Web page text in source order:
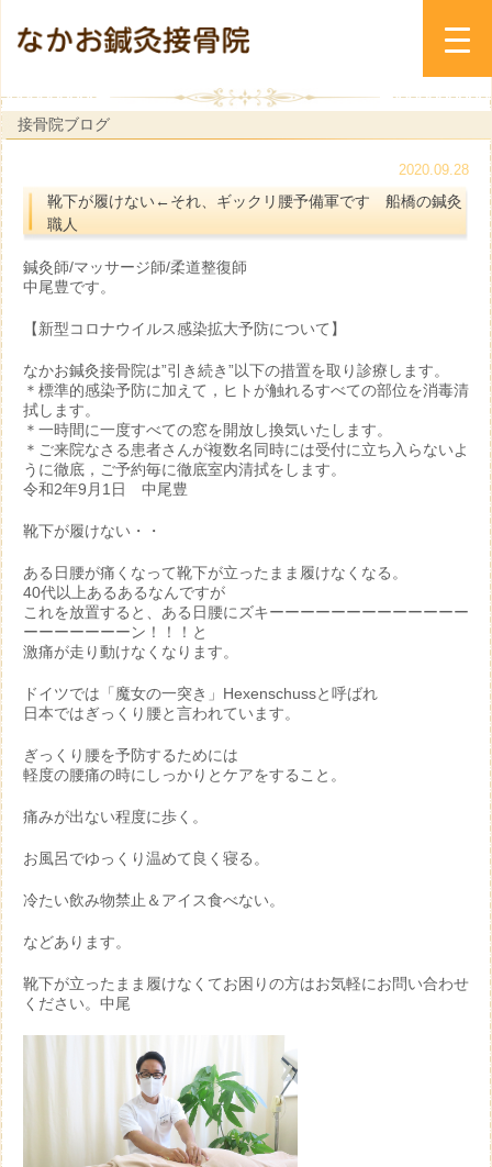
接骨院ブログ
2020.09.28
靴下が履けない←それ、ギックリ腰予備軍です 船橋の鍼灸
職人
鍼灸師/マッサージ師/柔道整復師
中尾豊です。
【新型コロナウイルス感染拡大予防について】
なかお鍼灸接骨院は”引き続き”以下の措置を取り診療します。
＊標準的感染予防に加えて，ヒトが触れるすべての部位を消毒清
拭します。
＊一時間に一度すべての窓を開放し換気いたします。
＊ご来院なさる患者さんが複数名同時には受付に立ち入らないよ
うに徹底，ご予約毎に徹底室内清拭をします。
令和2年9月1日 中尾豊
靴下が履けない・・
ある日腰が痛くなって靴下が立ったまま履けなくなる。
40代以上あるあるなんですが
これを放置すると、ある日腰にズキーーーーーーーーーーーーー
ーーーーーーーン！！！と
激痛が走り動けなくなります。
ドイツでは「魔女の一突き」Hexenschussと呼ばれ
日本ではぎっくり腰と言われています。
ぎっくり腰を予防するためには
軽度の腰痛の時にしっかりとケアをすること。
痛みが出ない程度に歩く。
お風呂でゆっくり温めて良く寝る。
冷たい飲み物禁止＆アイス食べない。
などあります。
靴下が立ったまま履けなくてお困りの方はお気軽にお問い合わせ
ください。中尾